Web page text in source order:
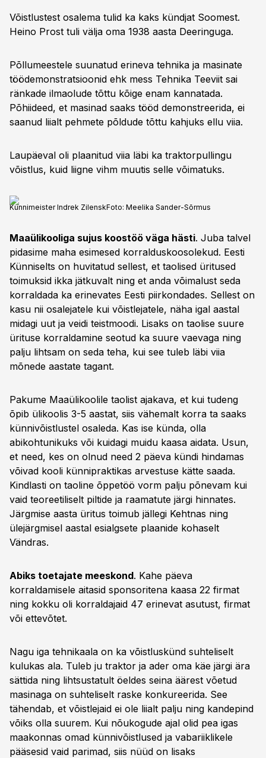
Võistlustest osalema tulid ka kaks kündjat Soomest.
Heino Prost tuli välja oma 1938 aasta Deeringuga.
Põllumeestele suunatud erineva tehnika ja masinate
töödemonstratsioonid ehk mess Tehnika Teeviit sai
ränkade ilmaolude tõttu kõige enam kannatada.
Põhiideed, et masinad saaks tööd demonstreerida, ei
saanud liialt pehmete põldude tõttu kahjuks ellu viia.
Laupäeval oli plaanitud viia läbi ka traktorpullingu
võistlus, kuid liigne vihm muutis selle võimatuks.
Künnimeister Indrek ZilenskFoto: Meelika Sander-Sõrmus
Maaülikooliga sujus koostöö väga hästi. Juba talvel
pidasime maha esimesed korralduskoosolekud. Eesti
Künniselts on huvitatud sellest, et taolised üritused
toimuksid ikka jätkuvalt ning et anda võimalust seda
korraldada ka erinevates Eesti piirkondades. Sellest on
kasu nii osalejatele kui võistlejatele, näha igal aastal
midagi uut ja veidi teistmoodi. Lisaks on taolise suure
ürituse korraldamine seotud ka suure vaevaga ning
palju lihtsam on seda teha, kui see tuleb läbi viia
mõnede aastate tagant.
Pakume Maaülikoolile taolist ajakava, et kui tudeng
õpib ülikoolis 3-5 aastat, siis vähemalt korra ta saaks
künnivõistlustel osaleda. Kas ise künda, olla
abikohtunikuks või kuidagi muidu kaasa aidata. Usun,
et need, kes on olnud need 2 päeva kündi hindamas
võivad kooli künnipraktikas arvestuse kätte saada.
Kindlasti on taoline õppetöö vorm palju põnevam kui
vaid teoreetiliselt piltide ja raamatute järgi hinnates.
Järgmise aasta üritus toimub jällegi Kehtnas ning
ülejärgmisel aastal esialgsete plaanide kohaselt
Vändras.
Abiks toetajate meeskond. Kahe päeva
korraldamisele aitasid sponsoritena kaasa 22 firmat
ning kokku oli korraldajaid 47 erinevat asutust, firmat
või ettevõtet.
Nagu iga tehnikaala on ka võistluskünd suhteliselt
kulukas ala. Tuleb ju traktor ja ader oma käe järgi ära
sättida ning lihtsustatult öeldes seina äärest võetud
masinaga on suhteliselt raske konkureerida. See
tähendab, et võistlejaid ei ole liialt palju ning kandepind
võiks olla suurem. Kui nõukogude ajal olid pea igas
maakonnas omad künnivõistlused ja vabariiklikele
pääsesid vaid parimad, siis nüüd on lisaks